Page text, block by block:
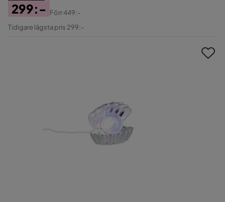
Pris
299:-
Original
Förr449:-
Tidigare lägsta pris 299:-